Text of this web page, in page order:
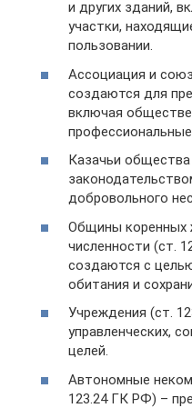
и других зданий,
участки,
пользовании.
Ассоциация и
создаются для
включая
профессиональные.
Казачьи
добровольного
Общины коренных
численности (ст.
создаются с
обитания и
Учреждения (ст.
управленческих,
целей.
Автономные
123.24 ГК РФ) –